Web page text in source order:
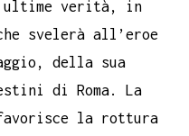
ultime verità, in
svelerà all’eroe
della sua
di Roma. La
la rottura